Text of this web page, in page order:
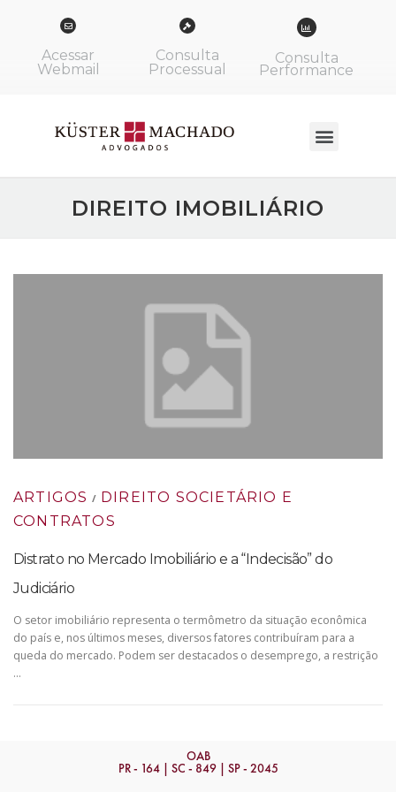
Acessar
Webmail
Consulta
Processual
Consulta
Performance
DIREITO IMOBILIÁRIO
ARTIGOS / DIREITO SOCIETÁRIO E
CONTRATOS
Distrato no Mercado Imobiliário e a “Indecisão” do
Judiciário
O setor imobiliário representa o termômetro da situação econômica
do país e, nos últimos meses, diversos fatores contribuíram para a
queda do mercado. Podem ser destacados o desemprego, a restrição
…
OAB
PR - 164 | SC - 849 | SP - 2045